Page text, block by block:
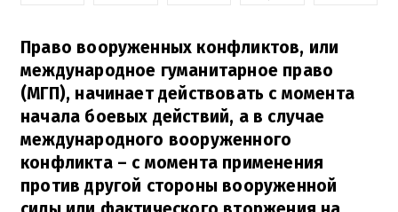
Право вооруженных конфликтов, или
международное гуманитарное право
(МГП), начинает действовать с момента
начала боевых действий, а в случае
международного вооруженного
конфликта – с момента применения
против другой стороны вооруженной